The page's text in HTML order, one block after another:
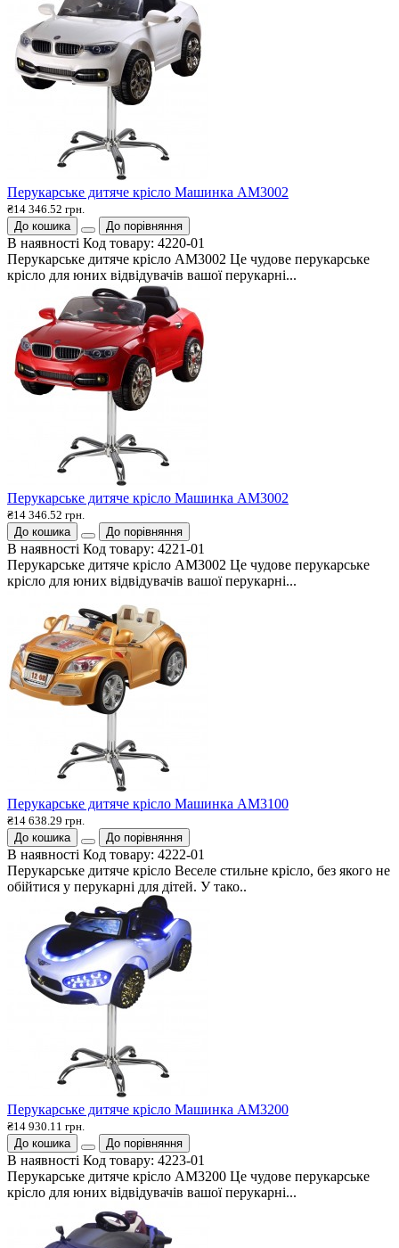
Перукарське дитяче крісло Машинка АМ3002
₴14 346.52 грн.
До кошика
До порівняння
В наявності Код товару: 4220-01
Перукарське дитяче крісло АМ3002 Це чудове перукарське
крісло для юних відвідувачів вашої перукарні...
Перукарське дитяче крісло Машинка АМ3002
₴14 346.52 грн.
До кошика
До порівняння
В наявності Код товару: 4221-01
Перукарське дитяче крісло АМ3002 Це чудове перукарське
крісло для юних відвідувачів вашої перукарні...
Перукарське дитяче крісло Машинка АМ3100
₴14 638.29 грн.
До кошика
До порівняння
В наявності Код товару: 4222-01
Перукарське дитяче крісло Веселе стильне крісло, без якого не
обійтися у перукарні для дітей. У тако..
Перукарське дитяче крісло Машинка АМ3200
₴14 930.11 грн.
До кошика
До порівняння
В наявності Код товару: 4223-01
Перукарське дитяче крісло АМ3200 Це чудове перукарське
крісло для юних відвідувачів вашої перукарні...